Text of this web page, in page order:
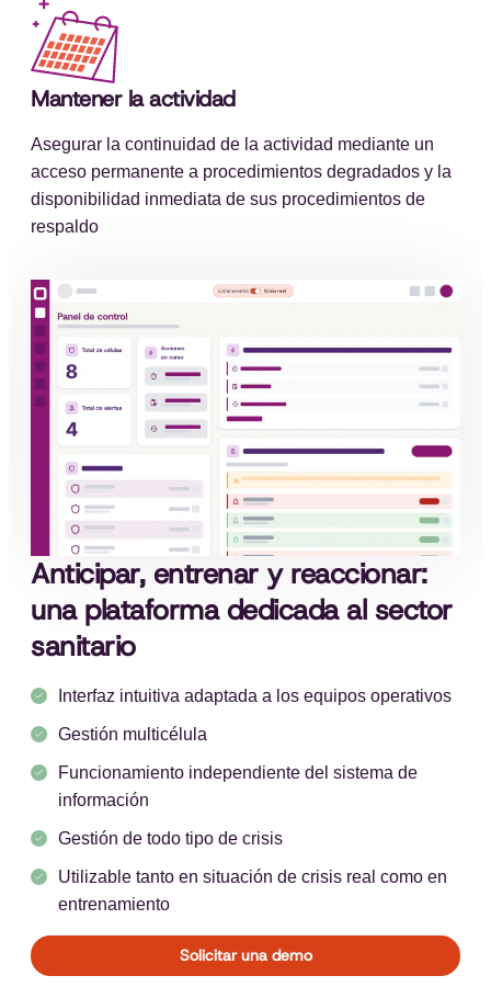
Mantener la actividad
Asegurar la continuidad de la actividad mediante un
acceso permanente a procedimientos degradados y la
disponibilidad inmediata de sus procedimientos de
respaldo
Anticipar, entrenar y reaccionar:
una plataforma dedicada al sector
sanitario
Interfaz intuitiva adaptada a los equipos operativos
Gestión multicélula
Funcionamiento independiente del sistema de
información
Gestión de todo tipo de crisis
Utilizable tanto en situación de crisis real como en
entrenamiento
Solicitar una demo